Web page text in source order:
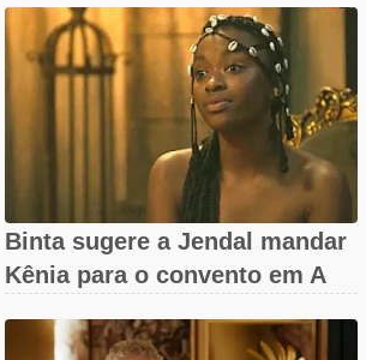
Binta sugere a Jendal mandar
Kênia para o convento em A